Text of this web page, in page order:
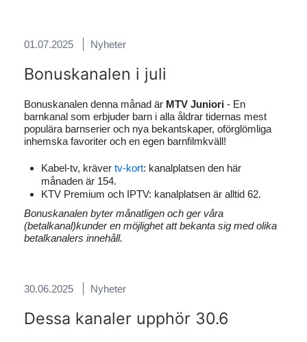
01.07.2025 Nyheter
Bonuskanalen i juli
Bonuskanalen denna månad är MTV Juniori - En
barnkanal som erbjuder barn i alla åldrar tidernas mest
populära barnserier och nya bekantskaper, oförglömliga
inhemska favoriter och en egen barnfilmkväll!
Kabel-tv, kräver tv-kort: kanalplatsen den här
månaden är 154.
KTV Premium och IPTV: kanalplatsen är alltid 62.
Bonuskanalen byter månatligen och ger våra
(betalkanal)kunder en möjlighet att bekanta sig med olika
betalkanalers innehåll.
30.06.2025 Nyheter
Dessa kanaler upphör 30.6